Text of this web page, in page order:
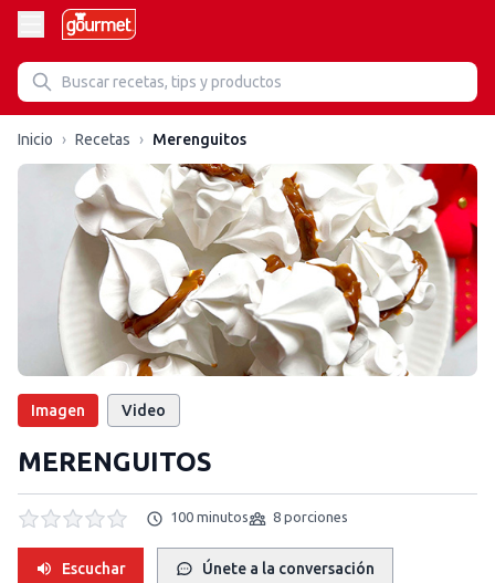
Inicio › Recetas › Merenguitos
Imagen Video
MERENGUITOS
100 minutos 8 porciones
Escuchar Únete a la conversación